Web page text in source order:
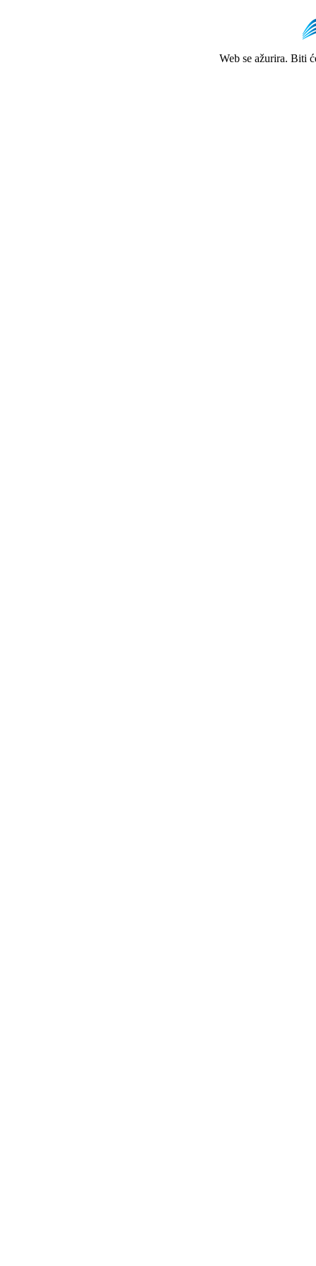
Web se ažurira. Biti